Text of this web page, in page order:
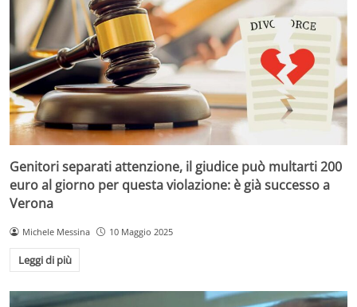
Genitori separati attenzione, il giudice può multarti 200
euro al giorno per questa violazione: è già successo a
Verona
Michele Messina 10 Maggio 2025
Leggi di più